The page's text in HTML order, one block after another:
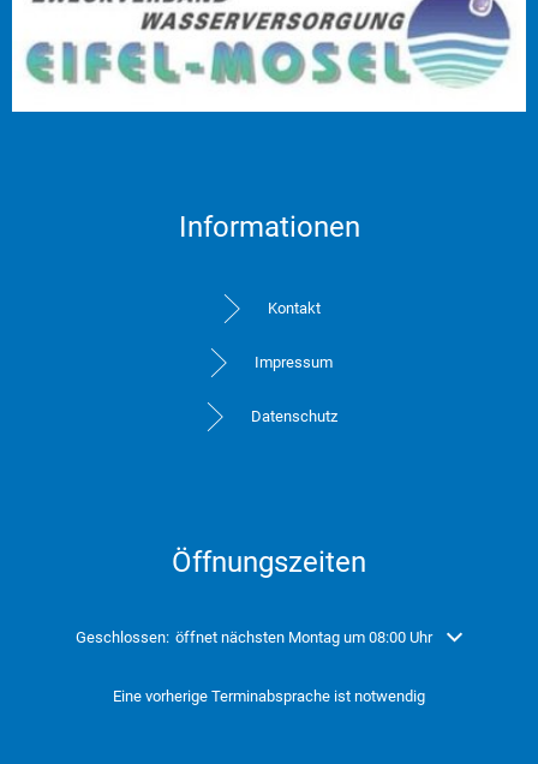
Informationen
Kontakt
Impressum
Datenschutz
Öffnungszeiten
Klicken, um weitere Öffnungs- oder Schließzeiten auszublenden
Geschlossen: öffnet nächsten Montag um 08:00 Uhr
Eine vorherige Terminabsprache ist notwendig